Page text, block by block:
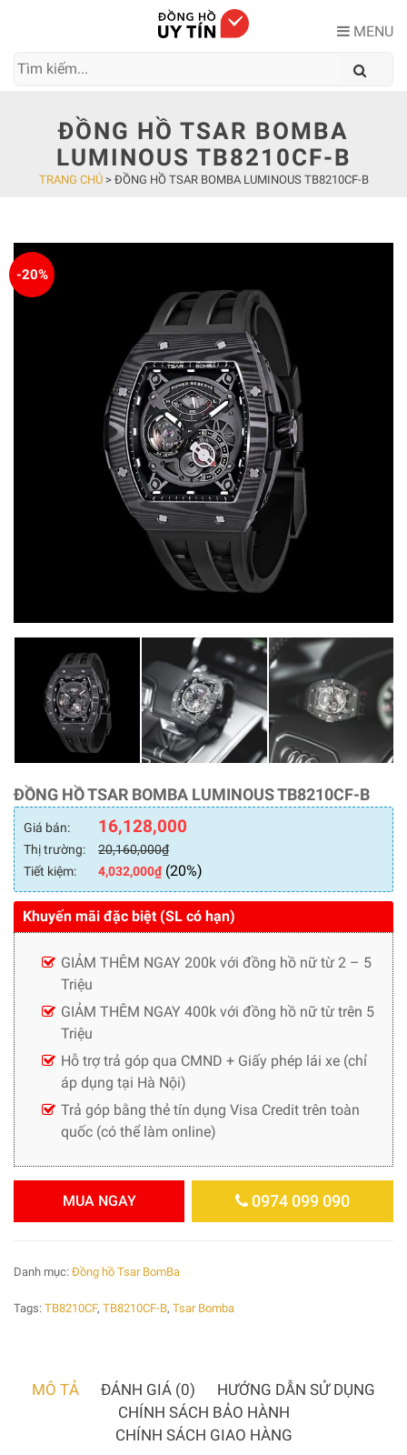
MENU
ĐỒNG HỒ TSAR BOMBA
LUMINOUS TB8210CF-B
TRANG CHỦ> ĐỒNG HỒ TSAR BOMBA LUMINOUS TB8210CF-B
-20%
ĐỒNG HỒ TSAR BOMBA LUMINOUS TB8210CF-B
Giá bán: 16,128,000
Thị trường: 20,160,000₫
Tiết kiệm:
4,032,000₫(20%)
Khuyến mãi đặc biệt (SL có hạn)
GIẢM THÊM NGAY 200k với đồng hồ nữ từ 2 – 5
Triệu
GIẢM THÊM NGAY 400k với đồng hồ nữ từ trên 5
Triệu
Hỗ trợ trả góp qua CMND + Giấy phép lái xe (chỉ
áp dụng tại Hà Nội)
Trả góp bằng thẻ tín dụng Visa Credit trên toàn
quốc (có thể làm online)
MUA NGAY 0974 099 090
Danh mục: Đồng hồ Tsar BomBa
Tags: TB8210CF, TB8210CF-B, Tsar Bomba
MÔ TẢ ĐÁNH GIÁ (0)
HƯỚNG DẪN SỬ DỤNG
CHÍNH SÁCH BẢO HÀNH
CHÍNH SÁCH GIAO HÀNG